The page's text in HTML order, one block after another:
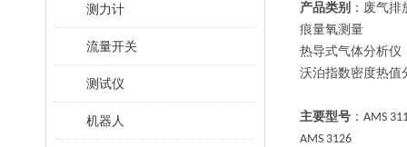
测力计
流量开关
测试仪
机器人
产品类别 ：废气
痕量氧测量
热导式气体分析仪
沃泊指数密度热值
主要型号 ： AMS
AMS 3126